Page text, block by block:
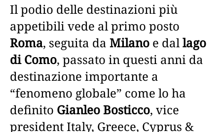
Il podio delle destinazioni più
appetibili vede al primo posto
Roma, seguita da Milano e dallago
di Como, passato in questi anni da
destinazione importante a
“fenomeno globale” come lo ha
definito Gianleo Bosticco, vice
president Italy, Greece, Cyprus &